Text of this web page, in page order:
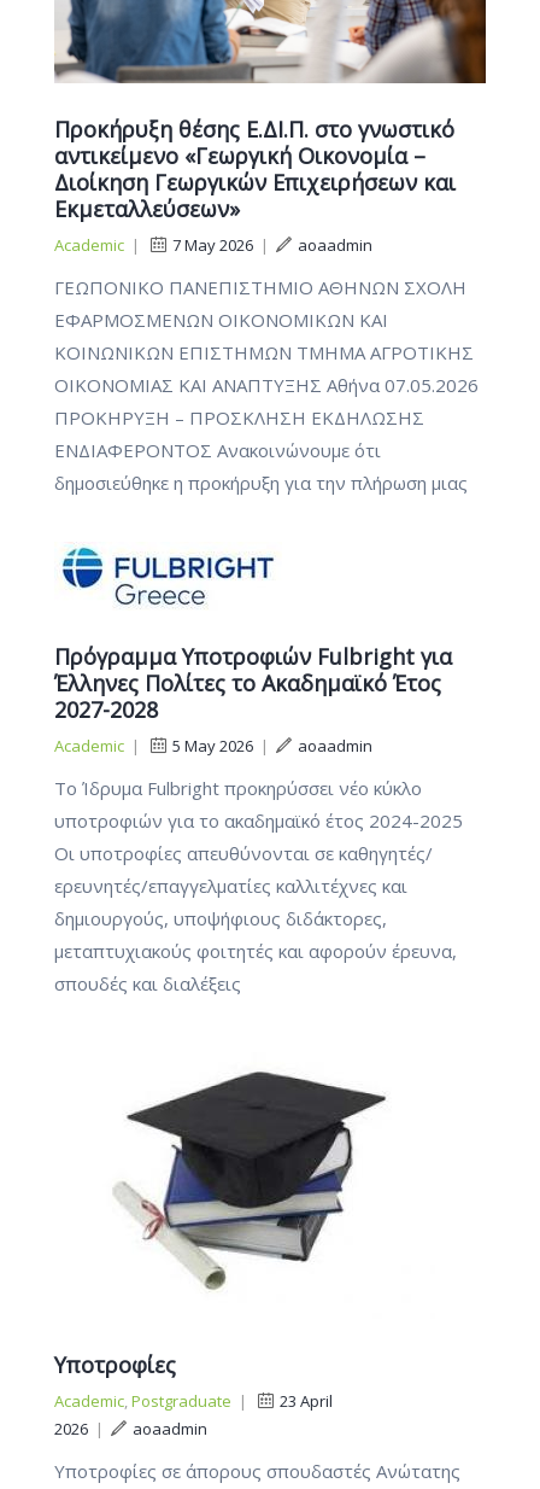
Προκήρυξη θέσης Ε.ΔΙ.Π. στο γνωστικό
αντικείμενο «Γεωργική Οικονομία –
Διοίκηση Γεωργικών Επιχειρήσεων και
Εκμεταλλεύσεων»
Academic | 7 May 2026 | aoaadmin
ΓΕΩΠΟΝΙΚΟ ΠΑΝΕΠΙΣΤΗΜΙΟ ΑΘΗΝΩΝ ΣΧΟΛΗ
ΕΦΑΡΜΟΣΜΕΝΩΝ ΟΙΚΟΝΟΜΙΚΩΝ ΚΑΙ
ΚΟΙΝΩΝΙΚΩΝ ΕΠΙΣΤΗΜΩΝ ΤΜΗΜΑ ΑΓΡΟΤΙΚΗΣ
ΟΙΚΟΝΟΜΙΑΣ ΚΑΙ ΑΝΑΠΤΥΞΗΣ Αθήνα 07.05.2026
ΠΡΟΚΗΡΥΞΗ – ΠΡΟΣΚΛΗΣΗ ΕΚΔΗΛΩΣΗΣ
ΕΝΔΙΑΦΕΡΟΝΤΟΣ Ανακοινώνουμε ότι
δημοσιεύθηκε η προκήρυξη για την πλήρωση μιας
Πρόγραμμα Υποτροφιών Fulbright για
Έλληνες Πολίτες το Ακαδημαϊκό Έτος
2027-2028
Academic | 5 May 2026 | aoaadmin
To Ίδρυμα Fulbright προκηρύσσει νέο κύκλο
υποτροφιών για το ακαδημαϊκό έτος 2024-2025
Οι υποτροφίες απευθύνονται σε καθηγητές/
ερευνητές/επαγγελματίες καλλιτέχνες και
δημιουργούς, υποψήφιους διδάκτορες,
μεταπτυχιακούς φοιτητές και αφορούν έρευνα,
σπουδές και διαλέξεις
Υποτροφίες
Academic Postgraduate |
23 April
2026 | aoaadmin
Υποτροφίες σε άπορους σπουδαστές Ανώτατης